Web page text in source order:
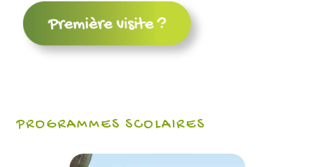
PROGRAMMES SCOLAIRES